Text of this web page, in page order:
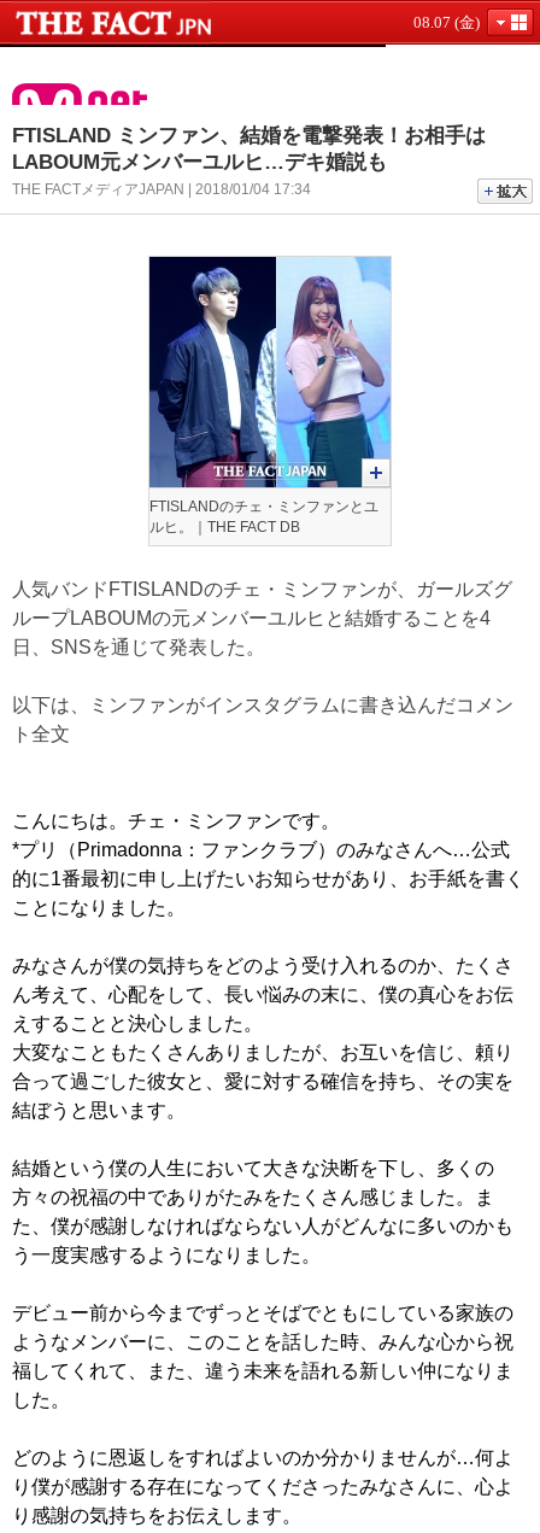
08.07 (金)
FTISLAND ミンファン、結婚を電撃発表！お相手は
LABOUM元メンバーユルヒ…デキ婚説も
THE FACTメディアJAPAN | 2018/01/04 17:34
FTISLANDのチェ・ミンファンとユ
ルヒ。｜THE FACT DB
人気バンドFTISLANDのチェ・ミンファンが、ガールズグ
ループLABOUMの元メンバーユルヒと結婚することを4
日、SNSを通じて発表した。
以下は、ミンファンがインスタグラムに書き込んだコメン
ト全文
こんにちは。チェ・ミンファンです。
*プリ（Primadonna：ファンクラブ）のみなさんへ…公式
的に1番最初に申し上げたいお知らせがあり、お手紙を書く
ことになりました。
みなさんが僕の気持ちをどのよう受け入れるのか、たくさ
ん考えて、心配をして、長い悩みの末に、僕の真心をお伝
えすることと決心しました。
大変なこともたくさんありましたが、お互いを信じ、頼り
合って過ごした彼女と、愛に対する確信を持ち、その実を
結ぼうと思います。
結婚という僕の人生において大きな決断を下し、多くの
方々の祝福の中でありがたみをたくさん感じました。ま
た、僕が感謝しなければならない人がどんなに多いのかも
う一度実感するようになりました。
デビュー前から今までずっとそばでともにしている家族の
ようなメンバーに、このことを話した時、みんな心から祝
福してくれて、また、違う未来を語れる新しい仲になりま
した。
どのように恩返しをすればよいのか分かりませんが…何よ
り僕が感謝する存在になってくださったみなさんに、心よ
り感謝の気持ちをお伝えします。